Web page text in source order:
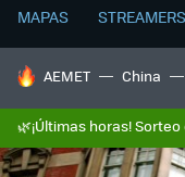
MAPAS STREAMERS
HOY SE HABLA DE
AEMET China
🌿¡Últimas horas!